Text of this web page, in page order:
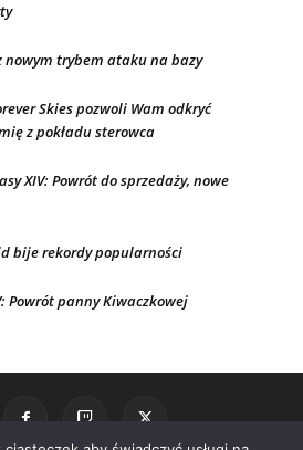
nowym trybem ataku na bazy
Skies pozwoli Wam odkryć
z pokładu sterowca
XIV: Powrót do sprzedaży, nowe
bije rekordy popularności
Powrót panny Kiwaczkowej